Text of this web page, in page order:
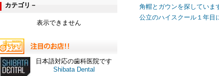
カテゴリ－
表示できません
日本語対応の歯科医院です
Shibata Dental
角帽とガウンを探していま
公立のハイスクール１年目